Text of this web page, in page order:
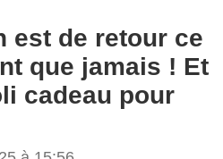
est de retour ce
que jamais ! Et
cadeau pour